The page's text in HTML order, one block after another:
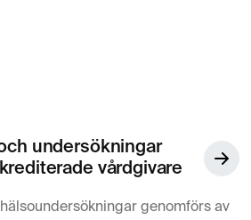
undersökningar
vårdgivare
genomförs av